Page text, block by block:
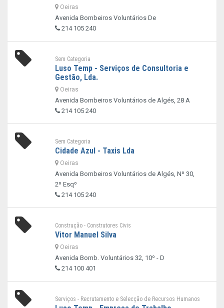
Oeiras
Avenida Bombeiros Voluntários De
214 105 240
Sem Categoria
Luso Temp - Serviços de Consultoria e
Gestão, Lda.
Oeiras
Avenida Bombeiros Voluntários de Algés, 28 A
214 105 240
Sem Categoria
Cidade Azul - Taxis Lda
Oeiras
Avenida Bombeiros Voluntários de Algés, Nº 30,
2º Esqº
214 105 240
Construção - Construtores Civis
Vitor Manuel Silva
Oeiras
Avenida Bomb. Voluntários 32, 10º - D
214 100 401
Serviços - Recrutamento e Selecção de Recursos Humanos